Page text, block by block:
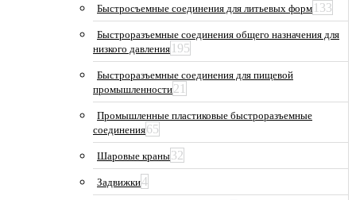
Быстросъемные соединения для литьевых форм 133
Быстроразъемные соединения общего назначения для
низкого давления 195
Быстроразъемные соединения для пищевой
промышленности21
Промышленные пластиковые быстроразъемные
соединения65
Шаровые краны32
Задвижки4